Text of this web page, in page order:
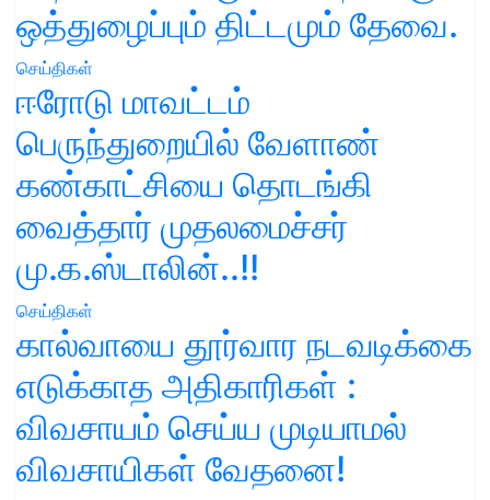
ஒத்துழைப்பும் திட்டமும் தேவை.
செய்திகள்
ஈரோடு மாவட்டம்
பெருந்துறையில் வேளாண்
கண்காட்சியை தொடங்கி
வைத்தார் முதலமைச்சர்
மு.க.ஸ்டாலின்..!!
செய்திகள்
கால்வாயை தூர்வார நடவடிக்கை
எடுக்காத அதிகாரிகள் :
விவசாயம் செய்ய முடியாமல்
விவசாயிகள் வேதனை!